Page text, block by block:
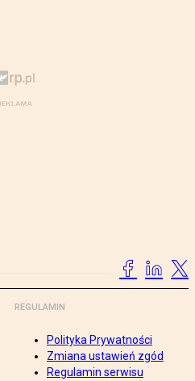
REGULAMIN
Polityka Prywatności
Zmiana ustawień zgód
Regulamin serwisu